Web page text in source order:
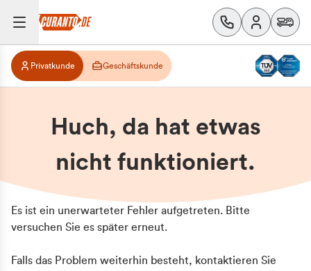
Privatkunde Geschäftskunde
Huch, da hat etwas
nicht funktioniert.
Es ist ein unerwarteter Fehler aufgetreten. Bitte
versuchen Sie es später erneut.
Falls das Problem weiterhin besteht, kontaktieren Sie